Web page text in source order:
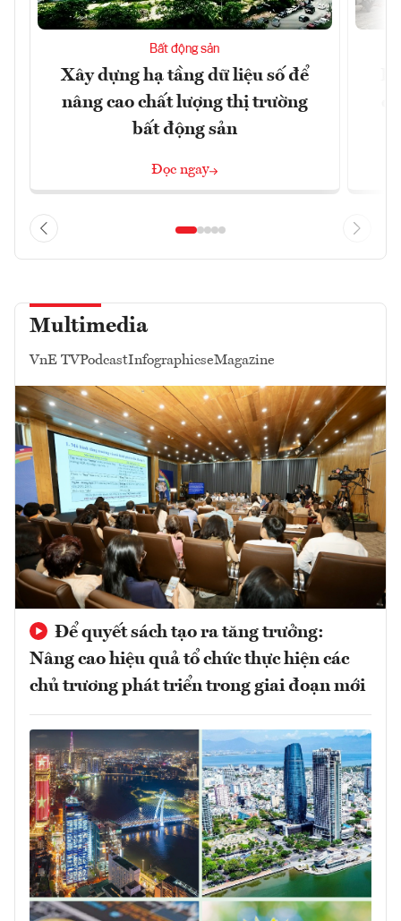
Bất động sản
Xây dựng hạ tầng dữ liệu số để
nâng cao chất lượng thị trường
bất động sản
Đọc ngay
Multimedia
VnE TVPodcastInfographicseMagazine
Để quyết sách tạo ra tăng trưởng:
Nâng cao hiệu quả tổ chức thực hiện các
chủ trương phát triển trong giai đoạn mới